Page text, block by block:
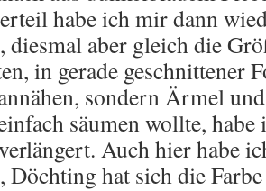
habe ich mir dann
diesmal aber gleich die
in gerade geschnittener
sondern Ärmel
säumen wollte,
Auch hier habe
Döchting hat sich die